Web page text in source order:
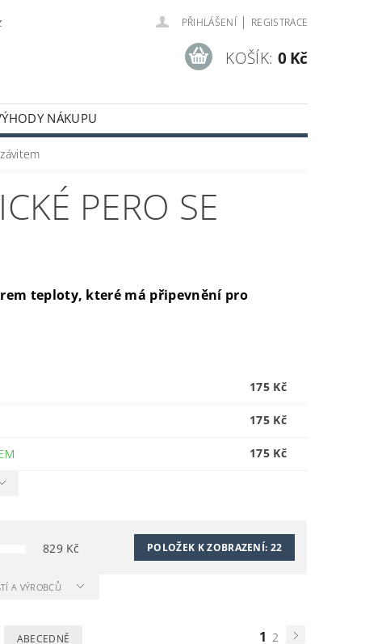
PŘIHLÁŠENÍ | REGISTRACE
KOŠÍK: 0 Kč
NÁKUPU
PERO SE
teploty, které má připevnění pro
175 Kč
175 Kč
175 Kč
829Kč POLOŽEK K ZOBRAZENÍ: 22
A VÝROBCŮ
ABECEDNĚ 1 2